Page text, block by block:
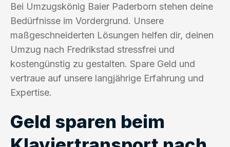
Bei Umzugskönig Baier Paderborn stehen deine
Bedürfnisse im Vordergrund. Unsere
maßgeschneiderten Lösungen helfen dir, deinen
Umzug nach Fredrikstad stressfrei und
kostengünstig zu gestalten. Spare Geld und
vertraue auf unsere langjährige Erfahrung und
Expertise.
Geld sparen beim